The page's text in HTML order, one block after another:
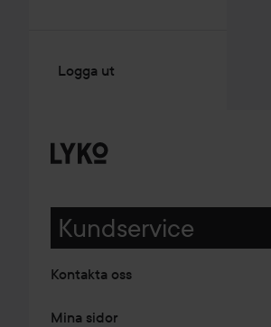
Logga ut
Kundservice
Kontakta oss
Mina sidor